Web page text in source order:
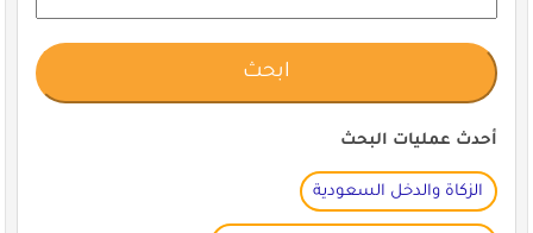
أحدث عمليات البحث
الزكاة والدخل السعودية